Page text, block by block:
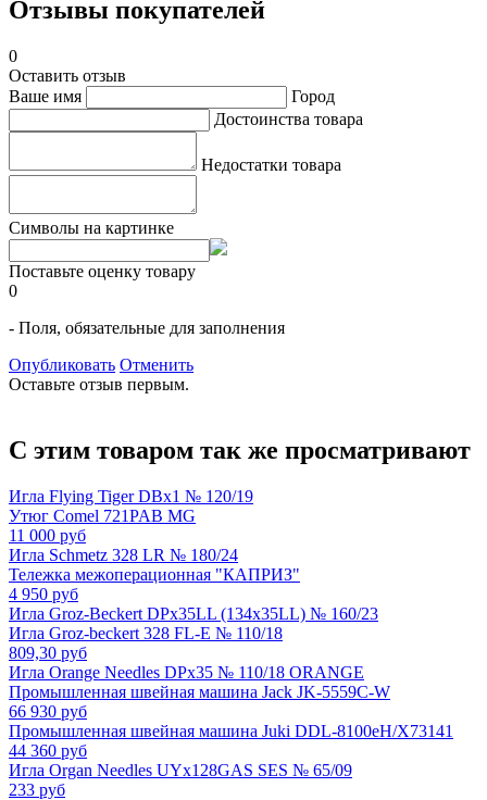
Отзывы покупателей
0
Оставить отзыв
Ваше имя
Город
Достоинства товара
Недостатки товара
Символы на картинке
Поставьте оценку товару
0
- Поля, обязательные для заполнения
Опубликовать Отменить
Оставьте отзыв первым.
С этим товаром так же просматривают
Игла Flying Tiger DBx1 № 120/19
Утюг Comel 721PAB MG
11 000 руб
Игла Schmetz 328 LR № 180/24
Тележка межоперационная "КАПРИЗ"
4 950 руб
Игла Groz-Beckert DPx35LL (134x35LL) № 160/23
Игла Groz-beckert 328 FL-E № 110/18
809,30 руб
Игла Orange Needles DPx35 № 110/18 ORANGE
Промышленная швейная машина Jack JK-5559C-W
66 930 руб
Промышленная швейная машина Juki DDL-8100еH/X73141
44 360 руб
Игла Organ Needles UYx128GAS SES № 65/09
233 руб